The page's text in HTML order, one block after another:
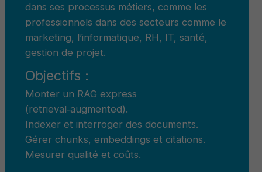
dans ses processus métiers, comme les
professionnels dans des secteurs comme le
marketing, l’informatique, RH, IT, santé,
gestion de projet.
Objectifs :
Monter un RAG express
(retrieval‑augmented).
Indexer et interroger des documents.
Gérer chunks, embeddings et citations.
Mesurer qualité et coûts.